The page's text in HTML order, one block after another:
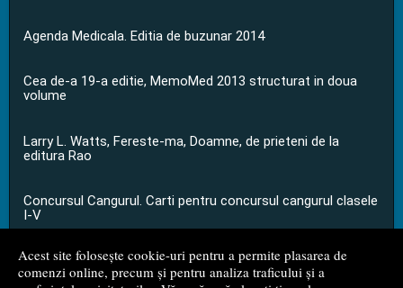
Acest site folosește cookie-uri pentru a permite plasarea de
comenzi online, precum și pentru analiza traficului și a
Agenda Medicala. Editia de buzunar 2014
Cea de-a 19-a editie, MemoMed 2013 structurat in doua
volume
Larry L. Watts, Fereste-ma, Doamne, de prieteni de la
editura Rao
Concursul Cangurul. Carti pentru concursul cangurul clasele
I-V
...toate știrile